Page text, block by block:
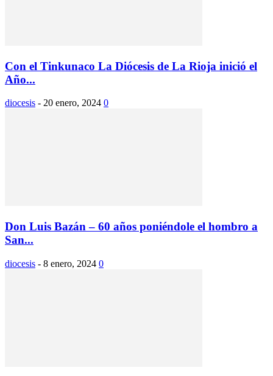
Con el Tinkunaco La Diócesis de La Rioja inició el
Año...
diocesis - 20 enero, 2024 0
Don Luis Bazán – 60 años poniéndole el hombro a
San...
diocesis - 8 enero, 2024 0